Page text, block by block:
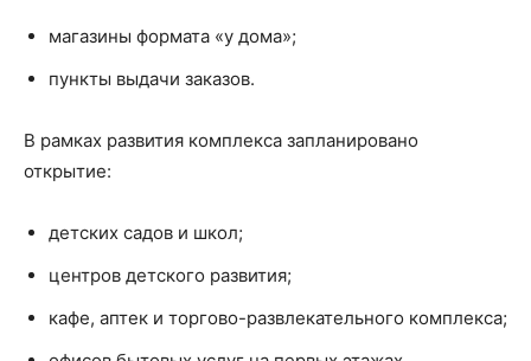
магазины формата «у дома»;
пункты выдачи заказов.
В рамках развития комплекса запланировано
открытие:
детских садов и школ;
центров детского развития;
кафе, аптек и торгово-развлекательного комплекса;